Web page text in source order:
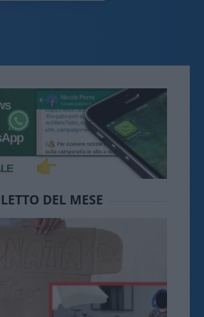
DEL MESE